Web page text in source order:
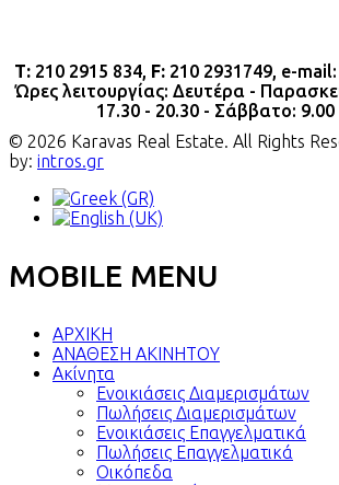
Τ: 210 2915 834, F: 210 2931749, e-mail:
Ώρες λειτουργίας: Δευτέρα -
17.30 - 20.30 - Σάββατο: 9.00
© 2026 Karavas Real Estate. All Rights
by: intros.gr
MOBILE MENU
ΑΡΧΙΚΗ
ΑΝΑΘΕΣΗ ΑΚΙΝΗΤΟΥ
Ακίνητα
Ενοικιάσεις Διαμερισμάτων
Πωλήσεις Διαμερισμάτων
Ενοικιάσεις Επαγγελματικά
Πωλήσεις Επαγγελματικά
Οικόπεδα